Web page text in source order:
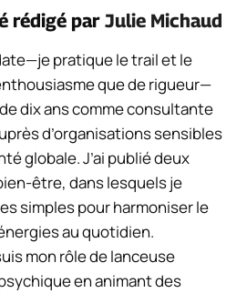
rédigé par Julie Michaud
pratique le trail et le
que de rigueur—
dix ans comme consultante
d’organisations sensibles
globale. J’ai publié deux
être, dans lesquels je
simples pour harmoniser le
au quotidien.
mon rôle de lanceuse
en animant des